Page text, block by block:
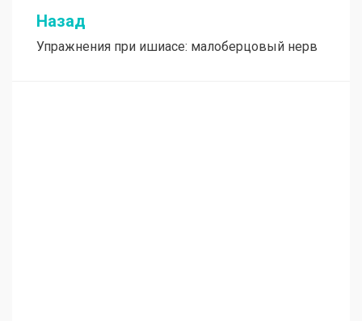
Навигация
по
Назад
Упражнения при ишиасе: малоберцовый нерв